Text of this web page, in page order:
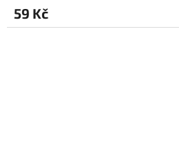
59 Kč